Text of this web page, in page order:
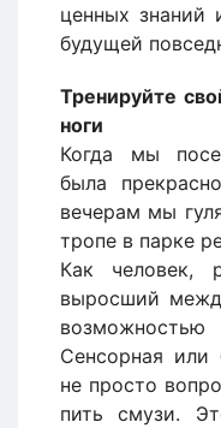
ценных знаний
будущей
Тренируйте
ноги
Когда мы
была
вечерам мы
тропе в парке
Как человек,
выросший
Сенсорная
не просто
пить смузи.